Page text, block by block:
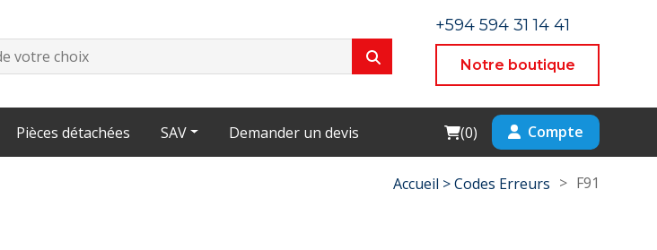
+594 594 31 14 41
Notre boutique
Pièces détachées SAV Demander un devis Cart
(0) Compte
Accueil >Codes Erreurs > F91